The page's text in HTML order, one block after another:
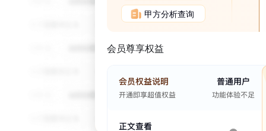
甲方分析查询
会员尊享权益